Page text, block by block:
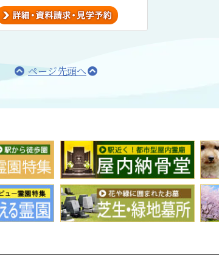
ページ先頭へ